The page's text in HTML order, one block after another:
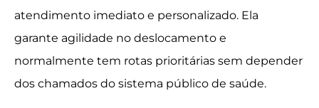
atendimento imediato e personalizado. Ela
garante agilidade no deslocamento e
normalmente tem rotas prioritárias sem depender
dos chamados do sistema público de saúde.